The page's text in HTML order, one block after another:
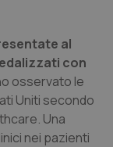
al
con
osservato le
Uniti secondo
Una
nei pazienti